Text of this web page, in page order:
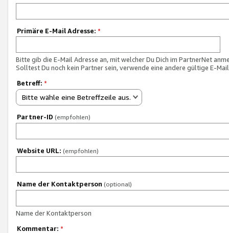
Primäre E-Mail Adresse: *
Bitte gib die E-Mail Adresse an, mit welcher Du Dich im PartnerNet
Solltest Du noch kein Partner sein, verwende eine andere gültige E-
Betreff: *
Bitte wähle eine Betreffzeile aus.
Partner-ID (empfohlen)
Website URL: (empfohlen)
Name der Kontaktperson (optional)
Name der Kontaktperson
Kommentar: *